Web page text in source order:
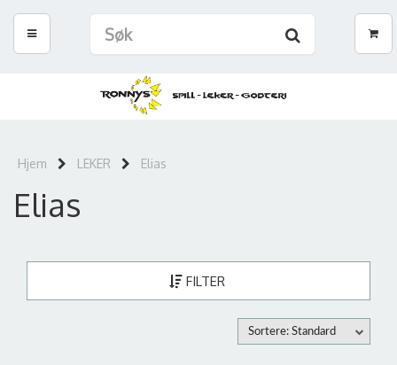
Hjem LEKER Elias
Elias
FILTER
Sortere: Standard